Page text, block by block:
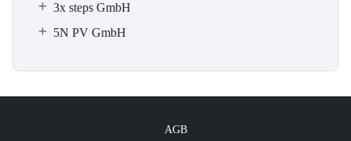
3x steps GmbH
5N PV GmbH
AGB